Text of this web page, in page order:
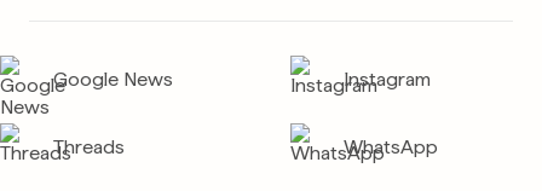
Google News Instagram
Threads WhatsApp